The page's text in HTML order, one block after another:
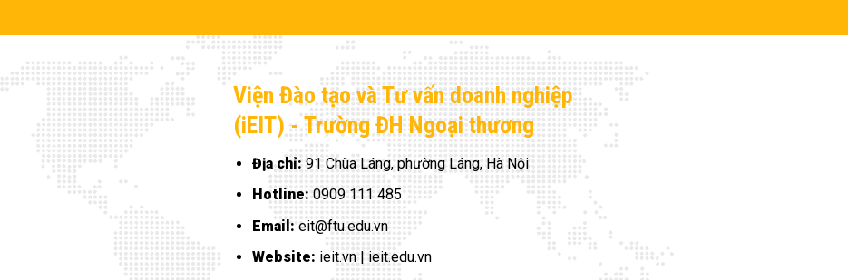
Viện Đào tạo và Tư vấn doanh nghiệp
(iEIT) - Trường ĐH Ngoại thương
Địa chỉ: 91 Chùa Láng, phường Láng, Hà Nội
Hotline: 0909 111 485
Email: eit@ftu.edu.vn
Website: ieit.vn | ieit.edu.vn